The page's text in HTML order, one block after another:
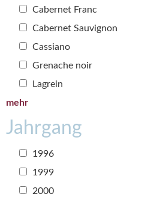
Cabernet Franc
Cabernet Sauvignon
Cassiano
Grenache noir
Lagrein
mehr
Jahrgang
1996
1999
2000